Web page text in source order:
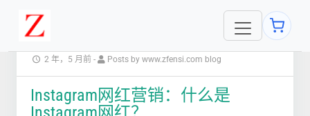
2 年，5 月前 - Posts by www.zfensi.com blog
Instagram网红营销：什么是